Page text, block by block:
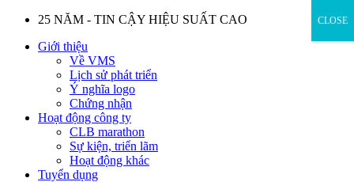
Skip
content
25 NĂM - TIN CẬY HIỆU SUẤT CAO
Giới thiệu
Về VMS
Lịch sử phát triển
Ý nghĩa logo
Chứng nhận
Hoạt động công ty
CLB marathon
Sự kiện, triển lãm
Hoạt động khác
Tuyển dụng
CLOSE